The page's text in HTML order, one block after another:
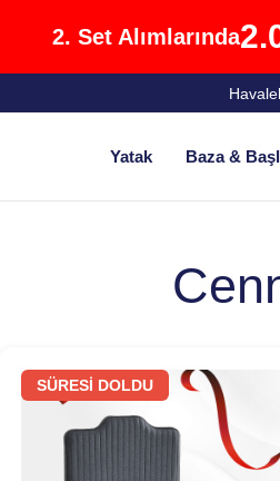
2. Set Alımlarında
Yatak Baza &
SÜRESİ DOLDU